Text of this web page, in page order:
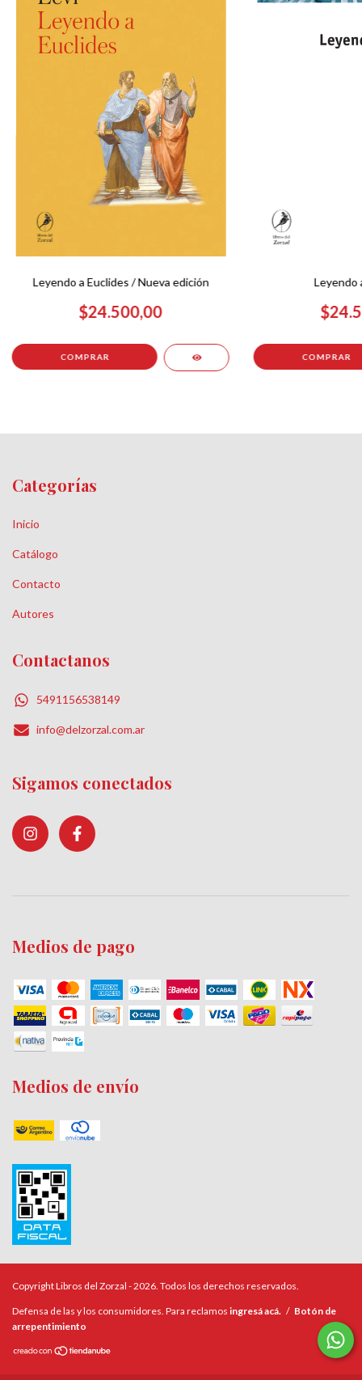
Leyendo a Euclides / Nueva edición
$24.500,00
Leyendo
Categorías
Inicio
Catálogo
Contacto
Autores
Contactanos
5491156538149
info@delzorzal.com.ar
Sigamos conectados
Medios de pago
Medios de envío
Copyright Libros del Zorzal - 2026. Todos los derechos reservados.
Defensa de las y los consumidores. Para reclamos ingresá acá. / Botón de
arrepentimiento